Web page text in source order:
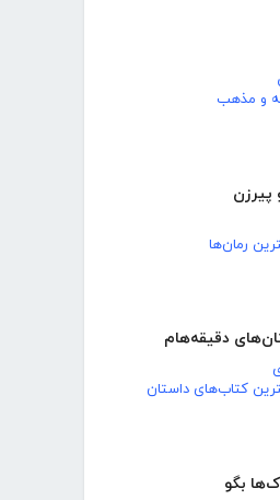
و مذهب
پیرزن
رمان‌ها
دقیقه‌هام
کتاب‌های داستان
بگو